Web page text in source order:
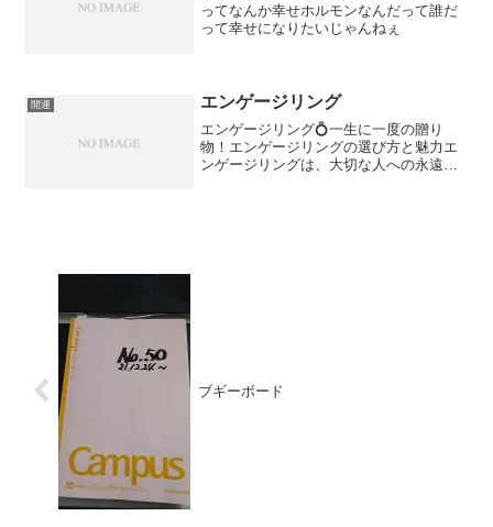
ってなんか幸せホルモンなんだって誰だ
って幸せになりたいじゃんねぇ
開運 エンゲージリング
エンゲージリング💍一生に一度の贈り
物！エンゲージリングの選び方と魅力エ
ンゲージリングは、大切な人への永遠の
ブギーボード